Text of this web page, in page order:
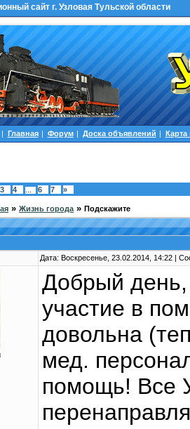
сайт г. Узловая Тульской области
| Главная | Форум | Доска объявлений | Карта
3 4 … 6 7 »
» Жизнь города » Подскажите
Дата: Воскресенье, 23.02.2014, 14:22 |
Добрый день,
участие в
довольна
мед.
помощь! Все